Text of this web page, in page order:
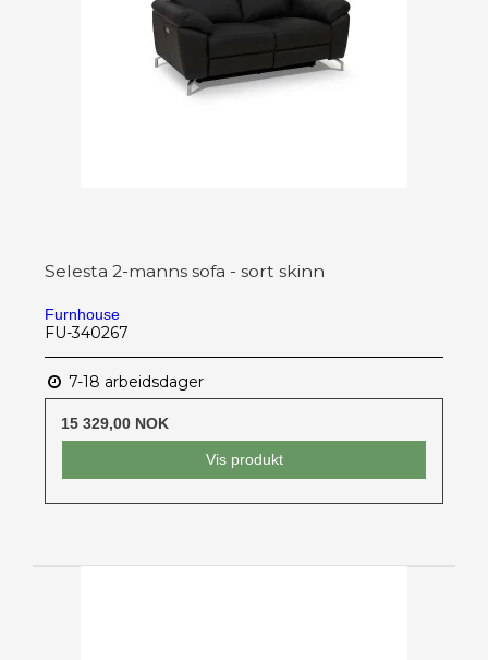
Selesta 2-manns sofa - sort skinn
Furnhouse
FU-340267
7-18 arbeidsdager
15 329,00 NOK
Vis produkt